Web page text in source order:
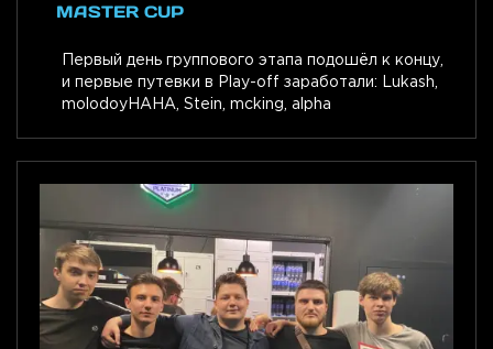
MASTER CUP
Первый день группового этапа подошёл к концу,
и первые путевки в Play-off заработали: Lukash,
molodoyHAHA, Stein, mcking, alpha